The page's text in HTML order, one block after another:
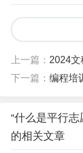
选A、B、C、D
的“志愿优先”为“
3、是指考生在
若干个平行院校
能被其中一所院
优先，遵循志愿”
上一篇： 2024文科
下一篇： 编程培
“什么是平行
的相关文章